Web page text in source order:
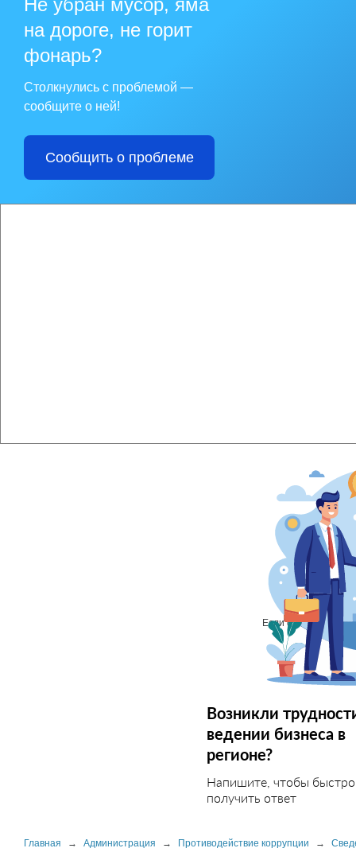
Не убран мусор, яма
на дороге, не горит
фонарь?
Столкнулись с проблемой —
сообщите о ней!
Сообщить о проблеме
Возникли
ведении бизнеса в
регионе?
Напишите, чтобы быстро
получить ответ
Главная → Администрация → Противодействие коррупции →
Если файл не